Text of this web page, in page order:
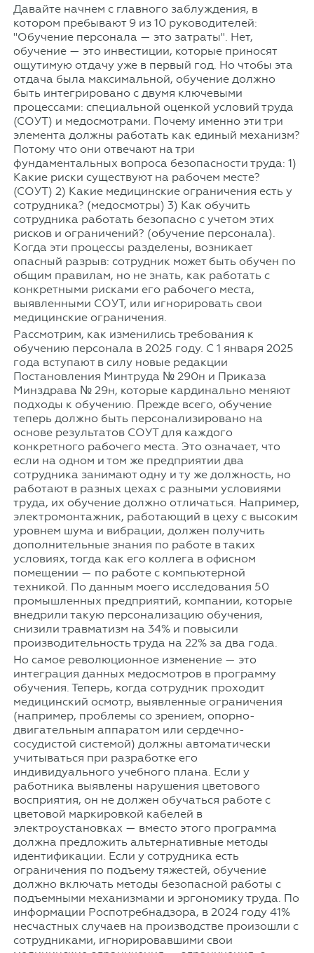
Давайте начнем с главного заблуждения, в
котором пребывают 9 из 10 руководителей:
"Обучение персонала — это затраты". Нет,
обучение — это инвестиции, которые приносят
ощутимую отдачу уже в первый год. Но чтобы эта
отдача была максимальной, обучение должно
быть интегрировано с двумя ключевыми
процессами: специальной оценкой условий труда
(СОУТ) и медосмотрами. Почему именно эти три
элемента должны работать как единый механизм?
Потому что они отвечают на три
фундаментальных вопроса безопасности труда: 1)
Какие риски существуют на рабочем месте?
(СОУТ) 2) Какие медицинские ограничения есть у
сотрудника? (медосмотры) 3) Как обучить
сотрудника работать безопасно с учетом этих
рисков и ограничений? (обучение персонала).
Когда эти процессы разделены, возникает
опасный разрыв: сотрудник может быть обучен по
общим правилам, но не знать, как работать с
конкретными рисками его рабочего места,
выявленными СОУТ, или игнорировать свои
медицинские ограничения.
Рассмотрим, как изменились требования к
обучению персонала в 2025 году. С 1 января 2025
года вступают в силу новые редакции
Постановления Минтруда № 290н и Приказа
Минздрава № 29н, которые кардинально меняют
подходы к обучению. Прежде всего, обучение
теперь должно быть персонализировано на
основе результатов СОУТ для каждого
конкретного рабочего места. Это означает, что
если на одном и том же предприятии два
сотрудника занимают одну и ту же должность, но
работают в разных цехах с разными условиями
труда, их обучение должно отличаться. Например,
электромонтажник, работающий в цеху с высоким
уровнем шума и вибрации, должен получить
дополнительные знания по работе в таких
условиях, тогда как его коллега в офисном
помещении — по работе с компьютерной
техникой. По данным моего исследования 50
промышленных предприятий, компании, которые
внедрили такую персонализацию обучения,
снизили травматизм на 34% и повысили
производительность труда на 22% за два года.
Но самое революционное изменение — это
интеграция данных медосмотров в программу
обучения. Теперь, когда сотрудник проходит
медицинский осмотр, выявленные ограничения
(например, проблемы со зрением, опорно-
двигательным аппаратом или сердечно-
сосудистой системой) должны автоматически
учитываться при разработке его
индивидуального учебного плана. Если у
работника выявлены нарушения цветового
восприятия, он не должен обучаться работе с
цветовой маркировкой кабелей в
электроустановках — вместо этого программа
должна предложить альтернативные методы
идентификации. Если у сотрудника есть
ограничения по подъему тяжестей, обучение
должно включать методы безопасной работы с
подъемными механизмами и эргономику труда. По
информации Роспотребнадзора, в 2024 году 41%
несчастных случаев на производстве произошли с
сотрудниками, игнорировавшими свои